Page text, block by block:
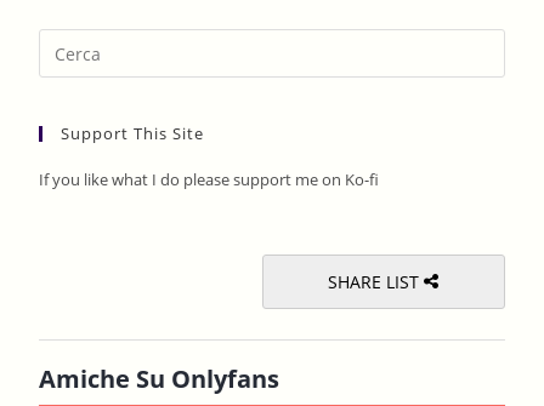
Support This Site
If you like what I do please support me on Ko-fi
SHARE LIST
Amiche Su Onlyfans